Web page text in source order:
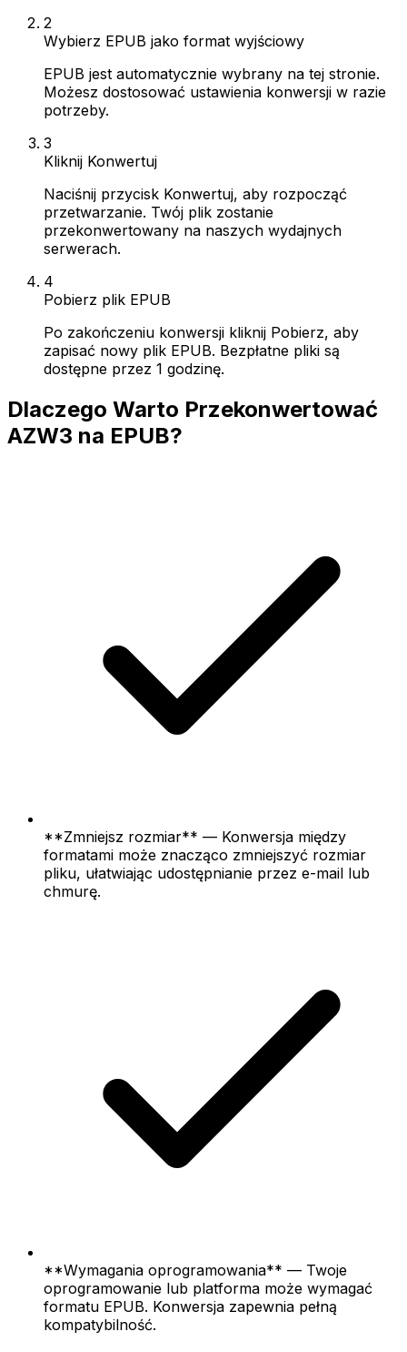
2
Wybierz EPUB jako format wyjściowy
EPUB jest automatycznie wybrany na tej stronie.
Możesz dostosować ustawienia konwersji w razie
potrzeby.
3
Kliknij Konwertuj
Naciśnij przycisk Konwertuj, aby rozpocząć
przetwarzanie. Twój plik zostanie
przekonwertowany na naszych wydajnych
serwerach.
4
Pobierz plik EPUB
Po zakończeniu konwersji kliknij Pobierz, aby
zapisać nowy plik EPUB. Bezpłatne pliki są
dostępne przez 1 godzinę.
Dlaczego Warto Przekonwertować
AZW3 na EPUB?
**Zmniejsz rozmiar** — Konwersja między
formatami może znacząco zmniejszyć rozmiar
pliku, ułatwiając udostępnianie przez e-mail lub
chmurę.
**Wymagania oprogramowania** — Twoje
oprogramowanie lub platforma może wymagać
formatu EPUB. Konwersja zapewnia pełną
kompatybilność.